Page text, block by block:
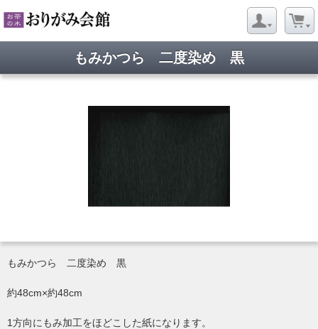
もみかつら 二度染め 黒
もみかつら 二度染め 黒
約48cm×約48cm
1方向にもみ加工をほどこした紙になります。